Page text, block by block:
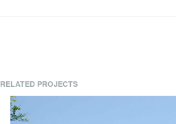
RELATED PROJECTS